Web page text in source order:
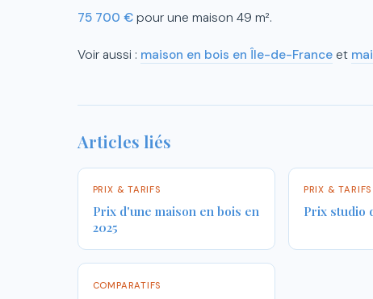
75 700 € pour une maison 49 m².
Voir aussi : maison en bois en Île-de-France et
Articles liés
PRIX & TARIFS
Prix d'une maison en bois en
2025
PRIX & TARIFS
Prix studio
COMPARATIFS